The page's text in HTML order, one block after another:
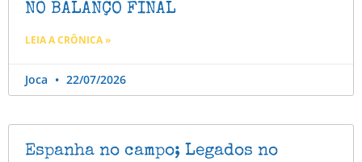
NO BALANÇO FINAL
LEIA A CRÔNICA »
Joca 22/07/2026
Espanha no campo; Legados no